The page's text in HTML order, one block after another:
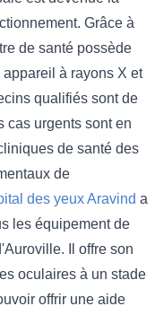
Grâce à
de santé possède
à rayons X et
qualifiés sont de
cas urgents sont en
de santé des
de
des yeux Aravind a
les équipement de
Il offre son
oculaires à un stade
offrir une aide